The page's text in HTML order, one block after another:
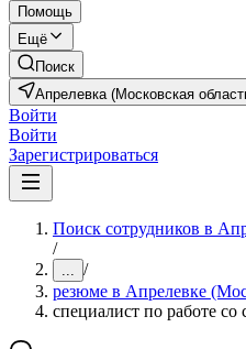
Помощь
Ещё
Поиск
Апрелевка (Московская
Войти
Войти
Зарегистрироваться
Поиск сотрудников в
/
... /
резюме в Апрелевке
специалист по работе